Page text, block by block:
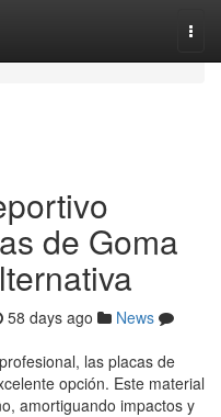
de Goma
58 days ago
News
las placas de
opción. Este material
amortiguando impactos y